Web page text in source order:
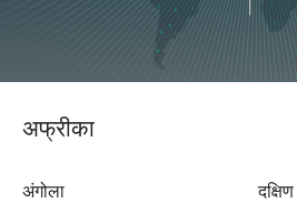
अफ्रीका
अंगोला